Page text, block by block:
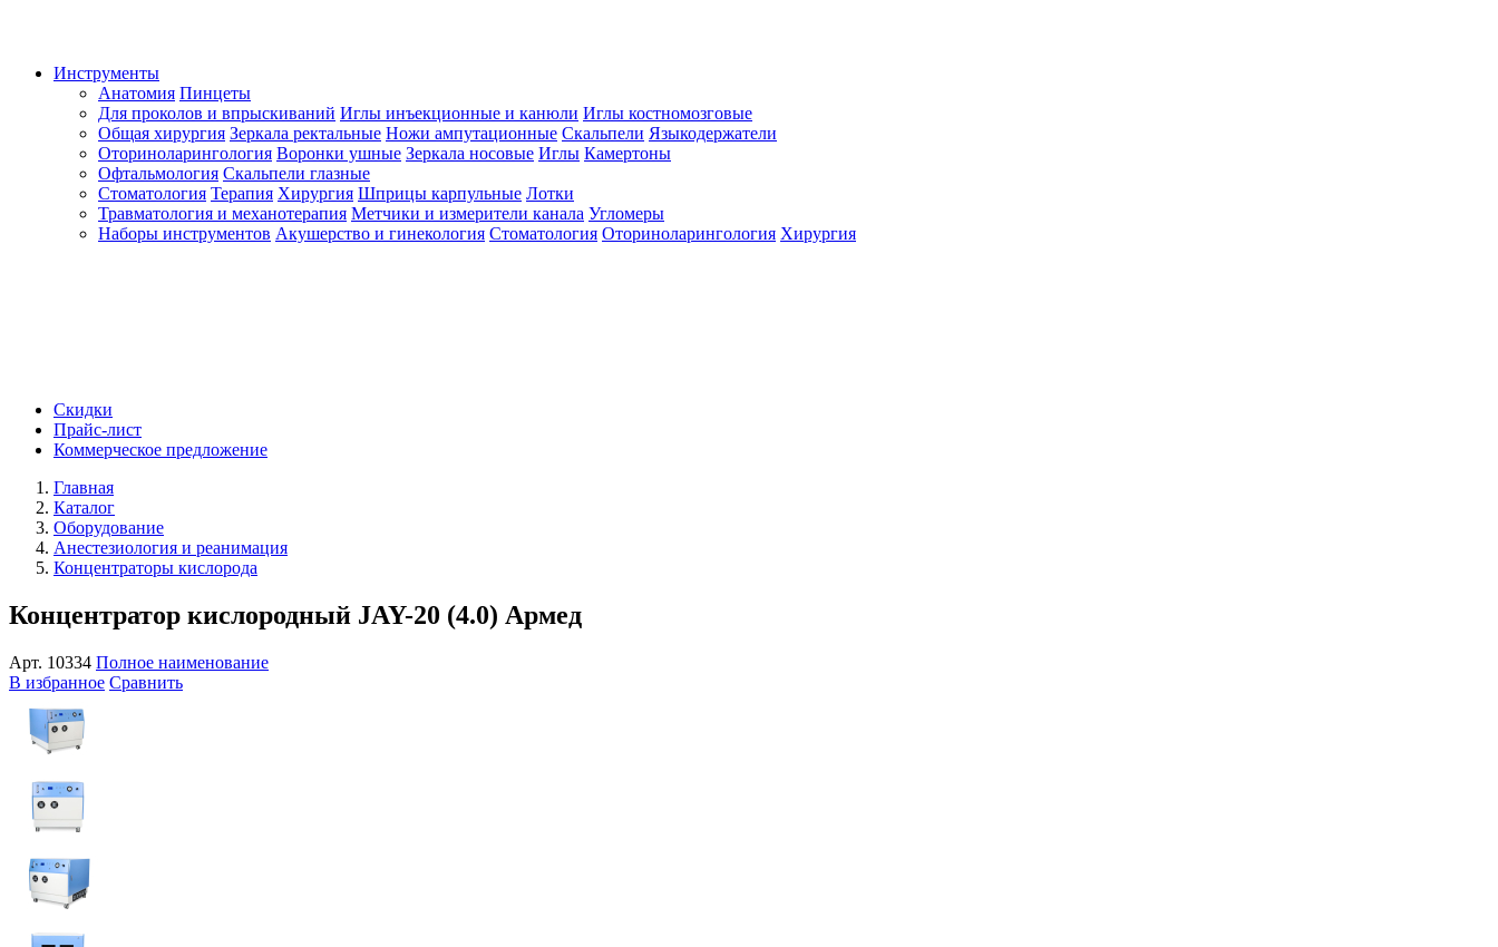
Инструменты
Анатомия Пинцеты
Для проколов и впрыскиваний Иглы инъекционные и канюли Иглы костномозговые
Общая хирургия Зеркала ректальные Ножи ампутационные Скальпели Языкодержатели
Оториноларингология Воронки ушные Зеркала носовые Иглы Камертоны
Офтальмология Скальпели глазные
Стоматология Терапия Хирургия Шприцы карпульные Лотки
Травматология и механотерапия Метчики и измерители канала Угломеры
Наборы инструментов Акушерство и гинекология Стоматология Оториноларингология Хирургия
Скидки
Прайс-лист
Коммерческое предложение
Главная
Каталог
Оборудование
Анестезиология и реанимация
Концентраторы кислорода
Концентратор кислородный JAY-20 (4.0) Армед
Арт. 10334 Полное наименование
В избранное Сравнить